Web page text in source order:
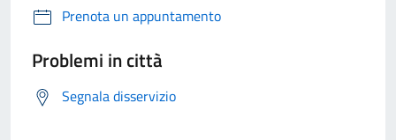
Prenota un appuntamento
Problemi in città
Segnala disservizio